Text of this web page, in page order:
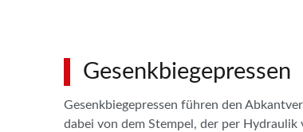
Gesenkbiegepressen
Gesenkbiegepressen führen den
dabei von dem Stempel, der per